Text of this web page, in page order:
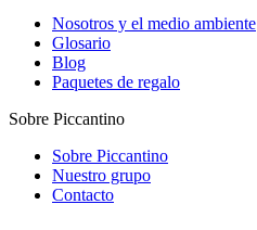
Nosotros y el medio ambiente
Glosario
Blog
Paquetes de regalo
Sobre Piccantino
Sobre Piccantino
Nuestro grupo
Contacto